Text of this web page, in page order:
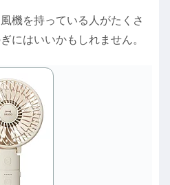
機を持っている人がたくさ
にはいいかもしれません。